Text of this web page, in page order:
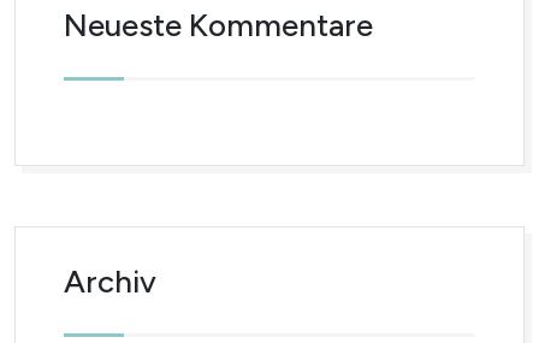
Neueste Kommentare
Archiv